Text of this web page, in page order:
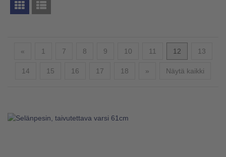
«Edellinen
1 7 8 9 10 11 12 13
14 15 16 17 18 »SeuraavaNäytä kaikki